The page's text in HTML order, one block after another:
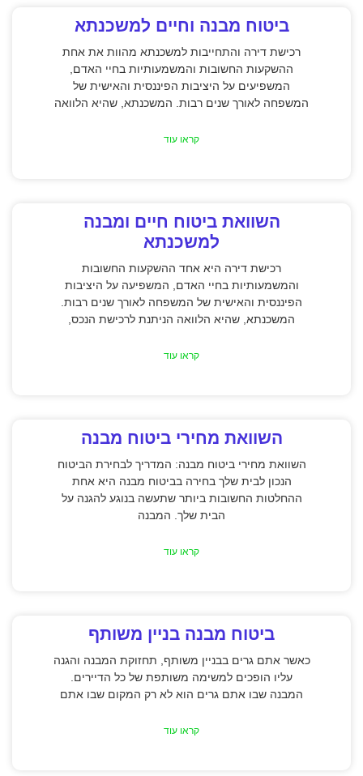
ביטוח מבנה וחיים למשכנתא
רכישת דירה והתחייבות למשכנתא מהוות את אחת
ההשקעות החשובות והמשמעותיות בחיי האדם,
המשפיעים על היציבות הפיננסית והאישית של
המשפחה לאורך שנים רבות. המשכנתא, שהיא הלוואה
קראו עוד
השוואת ביטוח חיים ומבנה
למשכנתא
רכישת דירה היא אחד ההשקעות החשובות
והמשמעותיות בחיי האדם, המשפיעה על היציבות
הפיננסית והאישית של המשפחה לאורך שנים רבות.
המשכנתא, שהיא הלוואה הניתנת לרכישת הנכס,
קראו עוד
השוואת מחירי ביטוח מבנה
השוואת מחירי ביטוח מבנה: המדריך לבחירת הביטוח
הנכון לבית שלך בחירה בביטוח מבנה היא אחת
ההחלטות החשובות ביותר שתעשה בנוגע להגנה על
הבית שלך. המבנה
קראו עוד
ביטוח מבנה בניין משותף
כאשר אתם גרים בבניין משותף, תחזוקת המבנה והגנה
עליו הופכים למשימה משותפת של כל הדיירים.
המבנה שבו אתם גרים הוא לא רק המקום שבו אתם
קראו עוד